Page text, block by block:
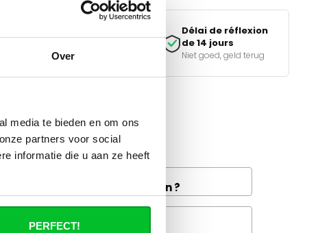
Over
media te bieden en om ons
partners voor social
informatie die u aan ze heeft
PERFECT!
iDEAL, Klarna & meer
Délai de réflexion
de 14 jours
Niet goed, geld terug
bon choix ?
disponible dans votre région ?
Questions fréquentes